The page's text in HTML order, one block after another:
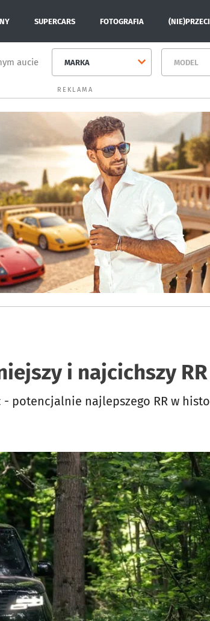
SUPERCARS FOTOGRAFIA
aucie MARKA MODEL
REKLAMA
i najcichszy
potencjalnie najlepszego RR w